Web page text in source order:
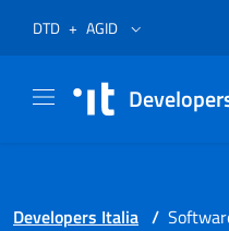
DTDApre in un nuovo tab
+ AGIDApre in un nuovo
Developers Italia /